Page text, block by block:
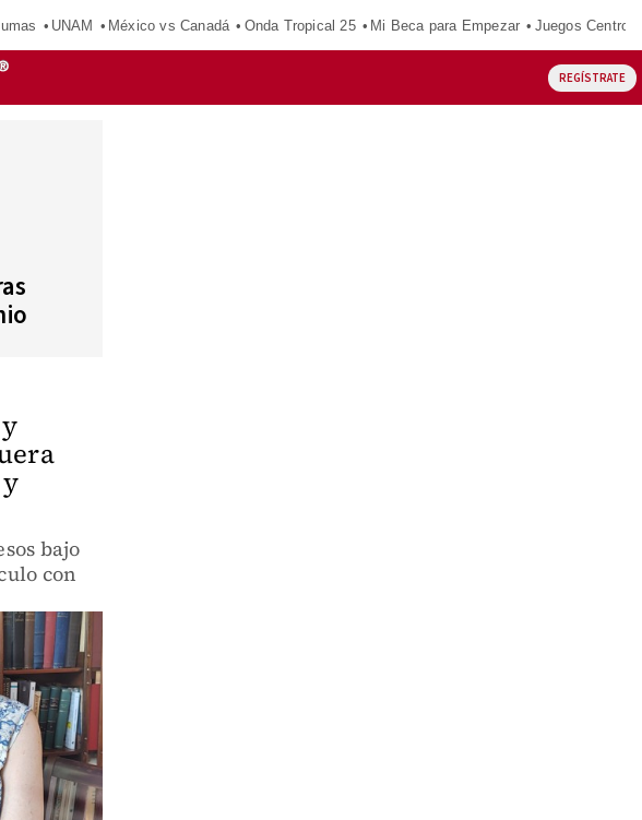
UNAM México vs Canadá Onda Tropical 25 Mi Beca para Empezar Juegos
REGÍSTRATE
bajo
con